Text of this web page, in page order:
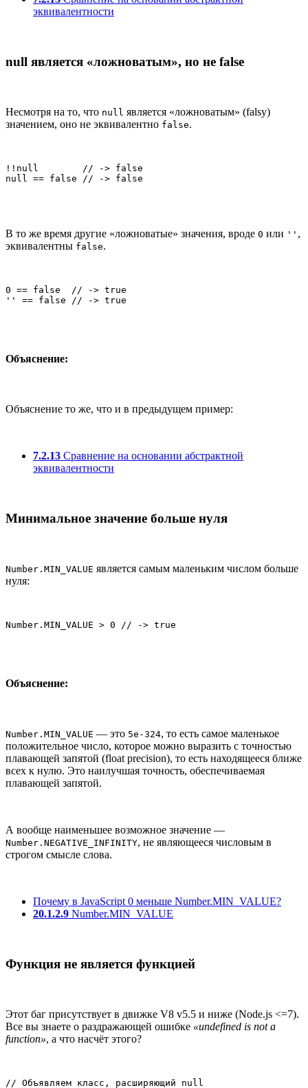
эквивалентности
null является «ложноватым», но не false
Несмотря на то, что null является «ложноватым» (falsy)
значением, оно не эквивалентно false.
!!null        // -> false
null == false // -> false
В то же время другие «ложноватые» значения, вроде 0 или '' ,
эквивалентны false.
0 == false  // -> true
'' == false // -> true
Объяснение:
Объяснение то же, что и в предыдущем пример:
7.2.13 Сравнение на основании абстрактной
эквивалентности
Минимальное значение больше нуля
Number.MIN_VALUE является самым маленьким числом больше
нуля:
Number.MIN_VALUE > 0 // -> true
Объяснение:
Number.MIN_VALUE — это 5e-324, то есть самое маленькое
положительное число, которое можно выразить с точностью
плавающей запятой (float precision), то есть находящееся ближе
всех к нулю. Это наилучшая точность, обеспечиваемая
плавающей запятой.
А вообще наименьшее возможное значение —
Number.NEGATIVE_INFINITY, не являющееся числовым в
строгом смысле слова.
Почему в JavaScript 0 меньше Number.MIN_VALUE?
20.1.2.9 Number.MIN_VALUE
Функция не является функцией
Этот баг присутствует в движке V8 v5.5 и ниже (Node.js <=7).
Все вы знаете о раздражающей ошибке «undefined is not a
function», а что насчёт этого?
// Объявляем класс, расширяющий null